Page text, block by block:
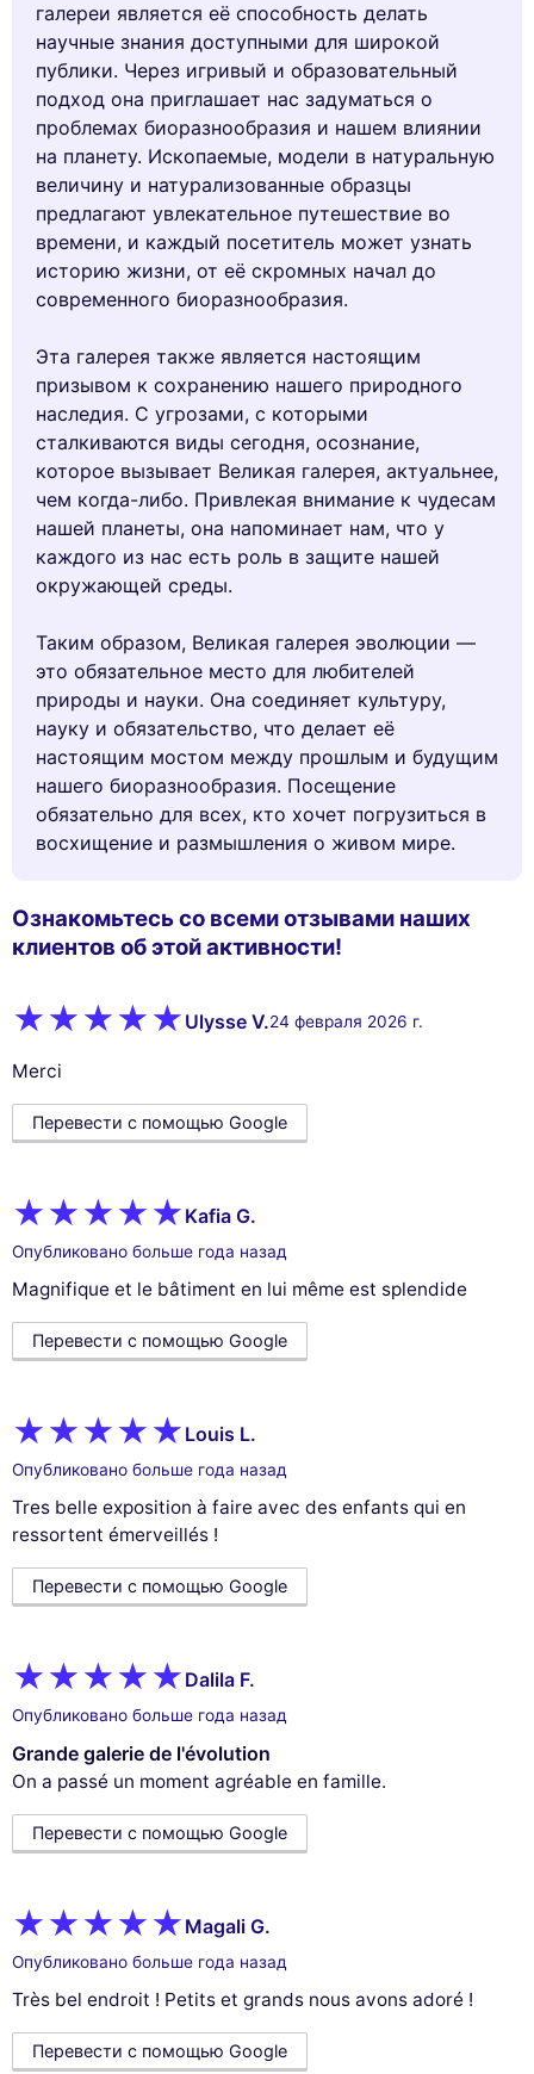
Ознакомьтесь со всеми отзывами наших
клиентов об этой активности!
Ulysse V.24 февраля 2026 г.
Merci
Перевести с помощью Google
Kafia G.
Опубликовано больше года назад
Magnifique et le bâtiment en lui même est splendide
Перевести с помощью Google
Louis L.
Опубликовано больше года назад
Tres belle exposition à faire avec des enfants qui en
ressortent émerveillés !
Перевести с помощью Google
Dalila F.
Опубликовано больше года назад
Grande galerie de l'évolution
On a passé un moment agréable en famille.
Перевести с помощью Google
Magali G.
Опубликовано больше года назад
Très bel endroit ! Petits et grands nous avons adoré !
Перевести с помощью Google
галереи является её способность делать
научные знания доступными для широкой
публики. Через игривый и образовательный
подход она приглашает нас задуматься о
проблемах биоразнообразия и нашем влиянии
на планету. Ископаемые, модели в натуральную
величину и натурализованные образцы
предлагают увлекательное путешествие во
времени, и каждый посетитель может узнать
историю жизни, от её скромных начал до
современного биоразнообразия.
Эта галерея также является настоящим
призывом к сохранению нашего природного
наследия. С угрозами, с которыми
сталкиваются виды сегодня, осознание,
которое вызывает Великая галерея, актуальнее,
чем когда-либо. Привлекая внимание к чудесам
нашей планеты, она напоминает нам, что у
каждого из нас есть роль в защите нашей
окружающей среды.
Таким образом, Великая галерея эволюции —
это обязательное место для любителей
природы и науки. Она соединяет культуру,
науку и обязательство, что делает её
настоящим мостом между прошлым и будущим
нашего биоразнообразия. Посещение
обязательно для всех, кто хочет погрузиться в
восхищение и размышления о живом мире.